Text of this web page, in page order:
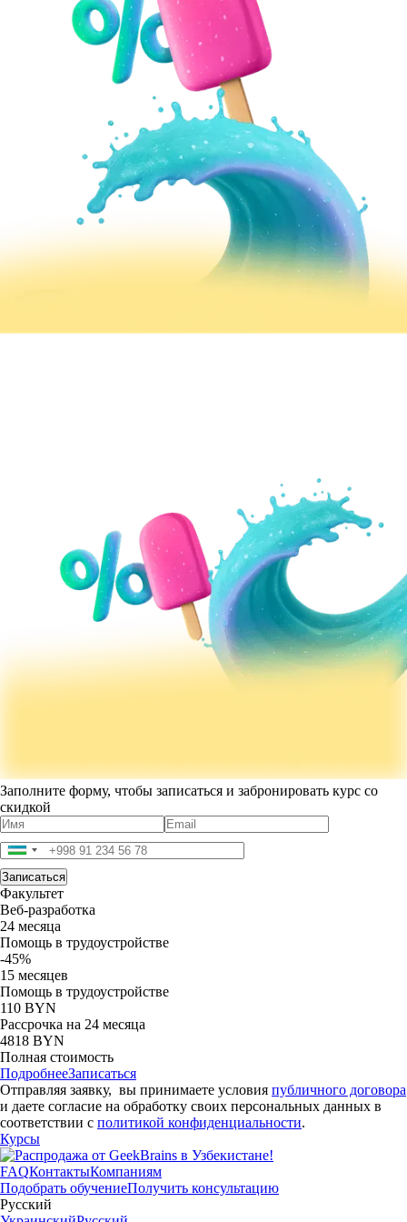
Заполните форму, чтобы записаться и забронировать курс со
скидкой
Факультет
Веб-разработка
24 месяца
Помощь в трудоустройстве
-45%
15 месяцев
Помощь в трудоустройстве
110 BYN
Рассрочка на 24 месяца
4818 BYN
Полная стоимость
ПодробнееЗаписаться
Отправляя заявку, вы принимаете условия публичного договора
и даете согласие на обработку своих персональных данных в
соответствии с политикой конфиденциальности.
Курсы
FAQКонтактыКомпаниям
Подобрать обучениеПолучить консультацию
Русский